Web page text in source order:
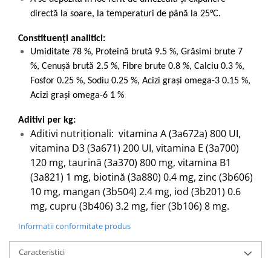
directă la soare, la temperaturi de până la 25°C.
Constituenți analitici:
Umiditate 78 %, Proteină brută 9.5 %, Grăsimi brute 7
%, Cenușă brută 2.5 %, Fibre brute 0.8 %, Calciu 0.3 %,
Fosfor 0.25 %, Sodiu 0.25 %, Acizi grași omega-3 0.15 %,
Acizi grași omega-6 1 %
Aditivi per kg:
Aditivi nutriţionali: vitamina A (3a672a) 800 UI,
vitamina D3 (3a671) 200 UI, vitamina E (3a700)
120 mg, taurină (3a370) 800 mg, vitamina B1
(3a821) 1 mg, biotină (3a880) 0.4 mg, zinc (3b606)
10 mg, mangan (3b504) 2.4 mg, iod (3b201) 0.6
mg, cupru (3b406) 3.2 mg, fier (3b106) 8 mg.
Informatii conformitate produs
Caracteristici